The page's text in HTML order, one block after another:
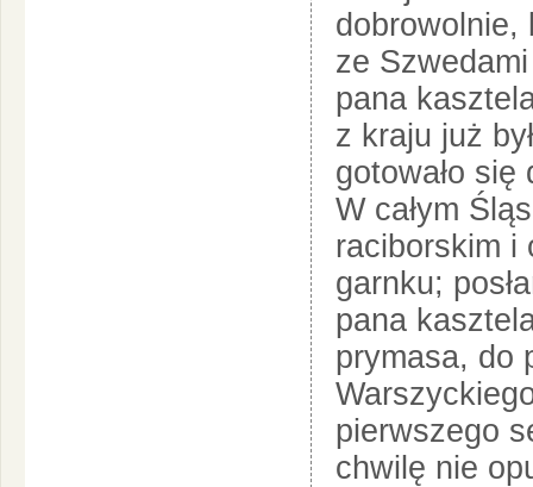
dobrowolnie,
ze
pana
z kraju już
gotowało
W całym
raciborskim i
garnku;
pana
prymasa, do
pierwszego
chwilę nie